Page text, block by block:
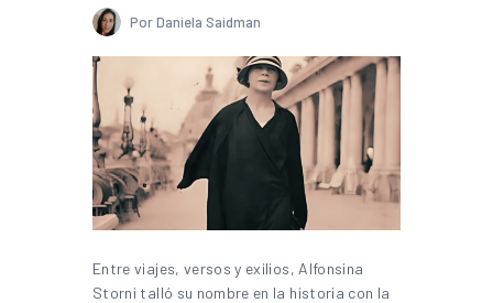
Por Daniela Saidman
Entre viajes, versos y exilios, Alfonsina
Storni talló su nombre en la historia con la